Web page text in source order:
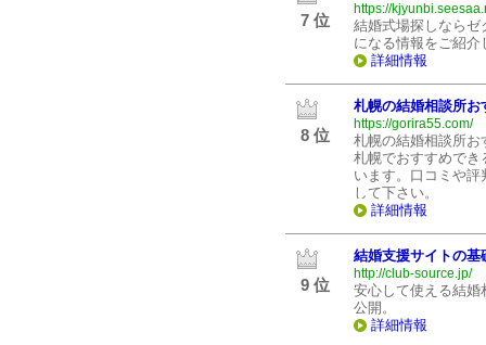
7 位
https://
結婚式場探しならゼ
になる情報をご紹介
詳細情報
8 位
札幌の結婚相談所お
https://gorira55.com/
札幌の結婚相談所お
札幌でおすすめでき
います。口コミや
して下さい。
詳細情報
9 位
結婚支援サイトの基
http://club-source.jp/
安心して使える結婚
公開。
詳細情報